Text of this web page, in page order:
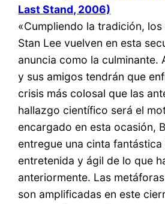
Last Stand, 2006)
«Cumpliendo la tradición,
Stan Lee vuelven en esta
anuncia como la culminante.
y sus amigos tendrán que
crisis más colosal que las
hallazgo científico será el
encargado en esta ocasión,
entregue una cinta
entretenida y ágil de lo que
anteriormente. Las
son amplificadas en este